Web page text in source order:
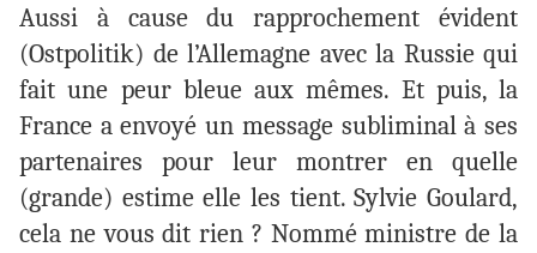
Aussi à cause du rapprochement évident
(Ostpolitik) de l’Allemagne avec la Russie qui
fait une peur bleue aux mêmes. Et puis, la
France a envoyé un message subliminal à ses
partenaires pour leur montrer en quelle
(grande) estime elle les tient. Sylvie Goulard,
cela ne vous dit rien ? Nommé ministre de la